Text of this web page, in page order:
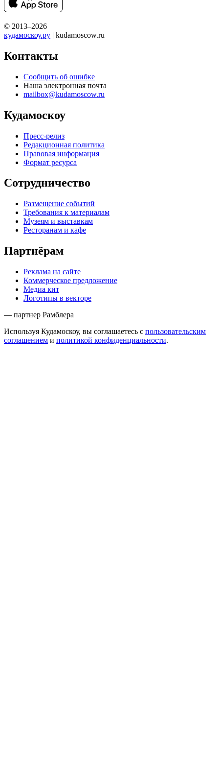
© 2013–2026
кудамоскоу.ру | kudamoscow.ru
Контакты
Сообщить об ошибке
Наша электронная почта
mailbox@kudamoscow.ru
Кудамоскоу
Пресс-релиз
Редакционная политика
Правовая информация
Формат ресурса
Сотрудничество
Размещение событий
Требования к материалам
Музеям и выставкам
Ресторанам и кафе
Партнёрам
Реклама на сайте
Коммерческое предложение
Медиа кит
Логотипы в векторе
— партнер Рамблера
Используя Кудамоскоу, вы соглашаетесь с пользовательским
соглашением и политикой конфиденциальности.